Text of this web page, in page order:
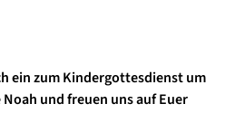
ein zum Kindergottesdienst um
und freuen uns auf Euer